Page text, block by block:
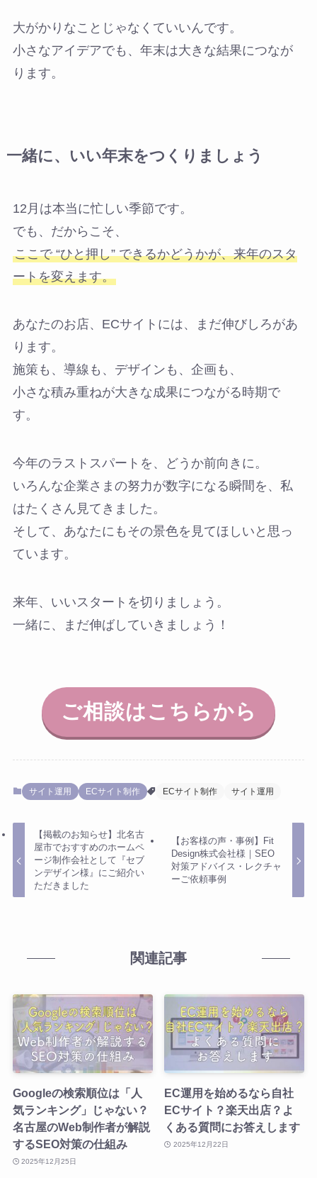
大がかりなことじゃなくていいんです。
小さなアイデアでも、年末は大きな結果につなが
ります。
一緒に、いい年末をつくりましょう
12月は本当に忙しい季節です。
でも、だからこそ、
ここで “ひと押し” できるかどうかが、来年のスタ
ートを変えます。
あなたのお店、ECサイトには、まだ伸びしろがあ
ります。
施策も、導線も、デザインも、企画も、
小さな積み重ねが大きな成果につながる時期で
す。
今年のラストスパートを、どうか前向きに。
いろんな企業さまの努力が数字になる瞬間を、私
はたくさん見てきました。
そして、あなたにもその景色を見てほしいと思っ
ています。
来年、いいスタートを切りましょう。
一緒に、まだ伸ばしていきましょう！
ご相談はこちらから
サイト運用 ECサイト制作 ECサイト制作 サイト運用
【掲載のお知らせ】北名古
屋市でおすすめのホームペ
ージ制作会社として『セブ
ンデザイン様』にご紹介い
ただきました
【お客様の声・事例】Fit
Design株式会社様｜SEO
対策アドバイス・レクチャ
ーご依頼事例
関連記事
Googleの検索順位は「人
気ランキング」じゃない？
名古屋のWeb制作者が解説
するSEO対策の仕組み
2025年12月25日
EC運用を始めるなら自社
ECサイト？楽天出店？よ
くある質問にお答えします
2025年12月22日